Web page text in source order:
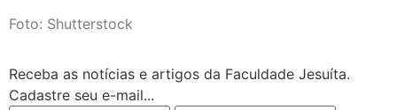
Foto: Shutterstock
Receba as notícias e artigos da Faculdade Jesuíta.
Cadastre seu e-mail...